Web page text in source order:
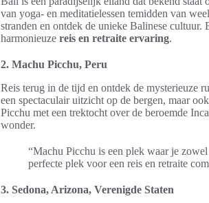
van yoga- en meditatielessen temidden van
stranden en ontdek de unieke Balinese
harmonieuze reis en retraite ervaring.
2. Machu Picchu, Peru
Reis terug in de tijd en ontdek de mysterieuze
een spectaculair uitzicht op de bergen, maar
Picchu met een trektocht over de beroemde
wonder.
“Machu Picchu is een plek waar je
perfecte plek voor een reis en retraite
3. Sedona, Arizona, Verenigde Staten